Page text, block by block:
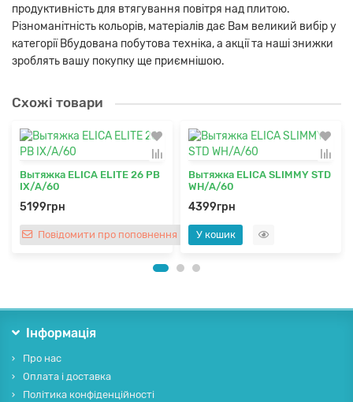
продуктивність для втягування повітря над плитою.
Різноманітність кольорів, матеріалів дає Вам великий вибір у
категорії Вбудована побутова техніка, а акції та наші знижки
зроблять вашу покупку ще приємнішою.
Схожі товари
Вытяжка ELICA ELITE 26 PB
IX/A/60
5199грн
Повідомити про поповнення
Вытяжка ELICA SLIMMY STD
WH/A/60
4399грн
У кошик
Інформація
Про нас
Оплата і доставка
Політика конфіденційності